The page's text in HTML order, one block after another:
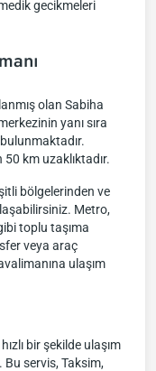
gecikmeleri
olan Sabiha
yanı sıra
km uzaklıktadır.
bölgelerinden ve
Metro,
toplu taşıma
veya araç
ulaşım
bir şekilde ulaşım
servis, Taksim,